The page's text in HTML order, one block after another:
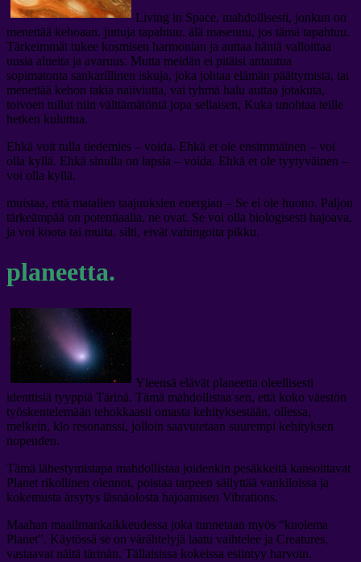
Living in Space, mahdollisesti, jonkun on
menettää kehoaan. juttuja tapahtuu. älä masennu, jos tämä tapahtuu.
Tärkeimmät tukee kosmisen harmonian ja auttaa häntä valloittaa
uusia alueita ja avaruus. Mutta meidän ei pitäisi antautua
sopimatonta sankarillinen iskuja, joka johtaa elämän päättymistä, tai
menettää kehon takia naiiviutta, vai tyhmä halu auttaa jotakuta,
toivoen tullut niin välttämätöntä jopa sellaisen, Kuka unohtaa teille
hetken kuluttua.
Ehkä voit tulla tiedemies – voida. Ehkä et ole ensimmäinen – voi
olla kyllä. Ehkä sinulla on lapsia – voida. Ehkä et ole tyytyväinen –
voi olla kyllä.
muistaa, että matalien taajuuksien energian – Se ei ole huono. Paljon
tärkeämpää on potentiaalia, ne ovat. Se voi olla biologisesti hajoava,
ja voi koota tai muita. silti, eivät vahingoita pikku.
planeetta.
Yleensä elävät planeetta oleellisesti
identtisiä tyyppiä Tärinä. Tämä mahdollistaa sen, että koko väestön
työskentelemään tehokkaasti omasta kehityksestään, ollessa,
melkein, klo resonanssi, jolloin saavutetaan suurempi kehityksen
nopeuden.
Tämä lähestymistapa mahdollistaa joidenkin pesäkkeitä kansoittavat
Planet rikollinen olennot, poistaa tarpeen säilyttää vankiloissa ja
kokemusta ärsytys läsnäolosta hajoamisen Vibrations.
Maahan maailmankaikkeudessa joka tunnetaan myös “kuolema
Planet”. Käytössä se on värähtelyjä laatu vaihtelee ja Creatures,
vastaavat näitä tärinän. Tällaisissa kokeissa esiintyy harvoin.